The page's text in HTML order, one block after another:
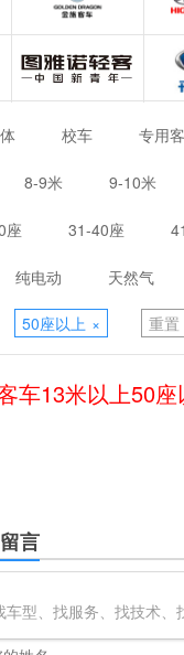
校车 专用
8-9米 9-10米
座 31-40座
纯电动 天然气
50座以上 × 重置
车13米以上50
言
车型、找服务、找技术、